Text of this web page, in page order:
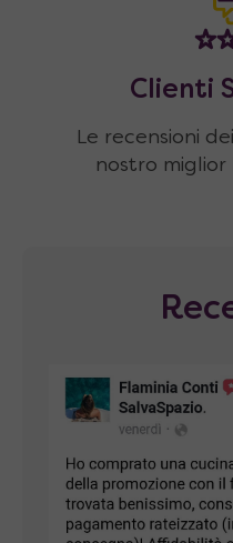
Clienti
Le recensioni
nostro